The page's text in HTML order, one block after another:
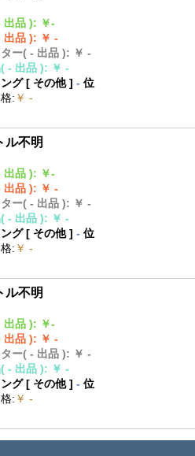
出品 ): ￥-
出品 ): ￥ -
ー( - 出品 ): ￥ -
( - 出品 ): ￥ -
グ [ その他]- 位
: ￥ -
ル不明
出品 ): ￥-
出品 ): ￥ -
ー( - 出品 ): ￥ -
( - 出品 ): ￥ -
グ [ その他]- 位
: ￥ -
ル不明
出品 ): ￥-
出品 ): ￥ -
ー( - 出品 ): ￥ -
( - 出品 ): ￥ -
グ [ その他]- 位
: ￥ -